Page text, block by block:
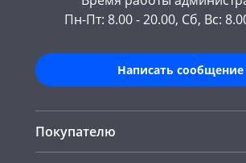
Пн-Пт: 8.00 - 20.00, Сб, Вс:
Написать сообщение
Покупателю